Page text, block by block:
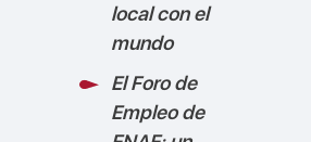
local con el
mundo
El Foro de
Empleo de